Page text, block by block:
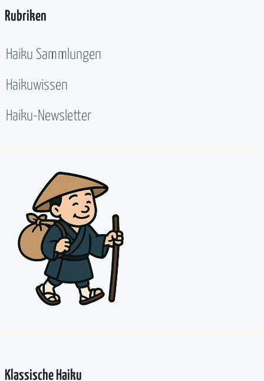
Rubriken
Haiku Sammlungen
Haikuwissen
Haiku-Newsletter
Klassische Haiku